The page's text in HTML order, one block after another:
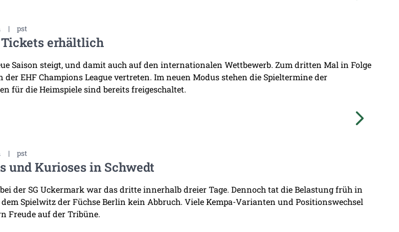
| pst
erhältlich
Saison steigt, und damit auch auf den internationalen Wettbewerb. Zum dritten Mal in Folge
EHF Champions League vertreten. Im neuen Modus stehen die Spieltermine der
für die Heimspiele sind bereits freigeschaltet.
| pst
und Kurioses in Schwedt
der SG Uckermark war das dritte innerhalb dreier Tage. Dennoch tat die Belastung früh in
Spielwitz der Füchse Berlin kein Abbruch. Viele Kempa-Varianten und Positionswechsel
Freude auf der Tribüne.